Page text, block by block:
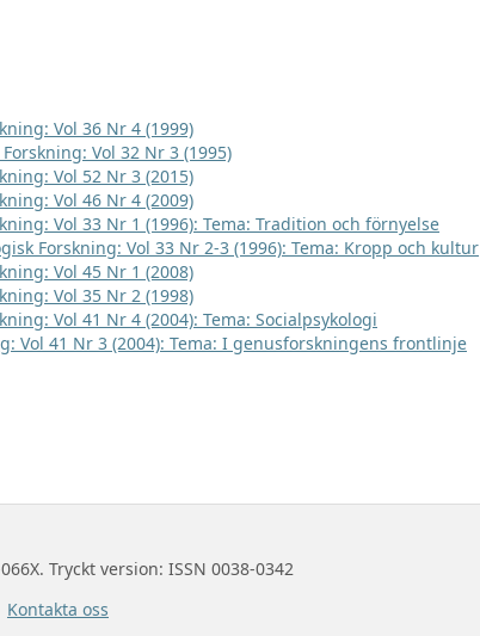
Vol 36 Nr 4 (1999)
Vol 32 Nr 3 (1995)
Vol 52 Nr 3 (2015)
Vol 46 Nr 4 (2009)
Vol 33 Nr 1 (1996): Tema: Tradition och förnyelse
Forskning: Vol 33 Nr 2-3 (1996): Tema: Kropp och kultur
Vol 45 Nr 1 (2008)
Vol 35 Nr 2 (1998)
Vol 41 Nr 4 (2004): Tema: Socialpsykologi
Vol 41 Nr 3 (2004): Tema: I genusforskningens frontlinje
Tryckt version: ISSN 0038-0342
Kontakta oss